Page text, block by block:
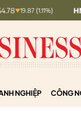
(1.11%) HNX30: 453.19
NGHIỆP CÔNG